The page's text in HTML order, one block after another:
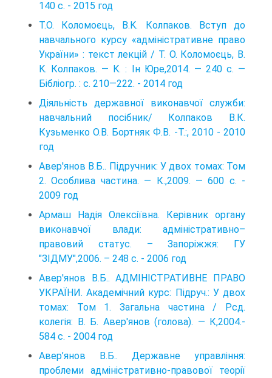
140 с. - 2015 год
T.О. Коломоєць, В.K. Колпаков. Вступ до
навчального курсу «адміністративне право
України» : текст лекцій / T. О. Коломоєць, В.
K. Колпаков. — K. : Ін Юре,2014. — 240 c. —
Бібліогр. : c. 210—222. - 2014 год
Діяльність державної виконавчої служби:
навчальний посібник/ Колпаков В.К.
Кузьменко О.В. Бортняк Ф.В. -Т.:, 2010 - 2010
год
Авер'янов В.Б.. Підручник: У двох томах: Том
2. Особлива частина. — К.,2009. — 600 с. -
2009 год
Армаш Надія Олексіївна. Керівник органу
виконавчої влади: адміністративно–
правовий статус. – Запоріжжя: ГУ
"ЗІДМУ",2006. – 248 с. - 2006 год
Авер'янов B.Б.. АДМІНІСТРАТИВНЕ ПРАВО
УКРАЇНИ. Академічний курс: Підруч.: У двох
томах: Том 1. Загальна частина / Рсд.
колегія: В. Б. Авер'янов (голова). — К,2004.-
584 с. - 2004 год
Авер’янов В.Б.. Державне управління:
проблеми адміністративно-правової теорії